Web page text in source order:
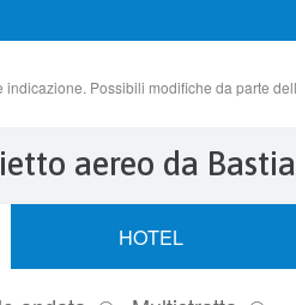
aereo da Bastia